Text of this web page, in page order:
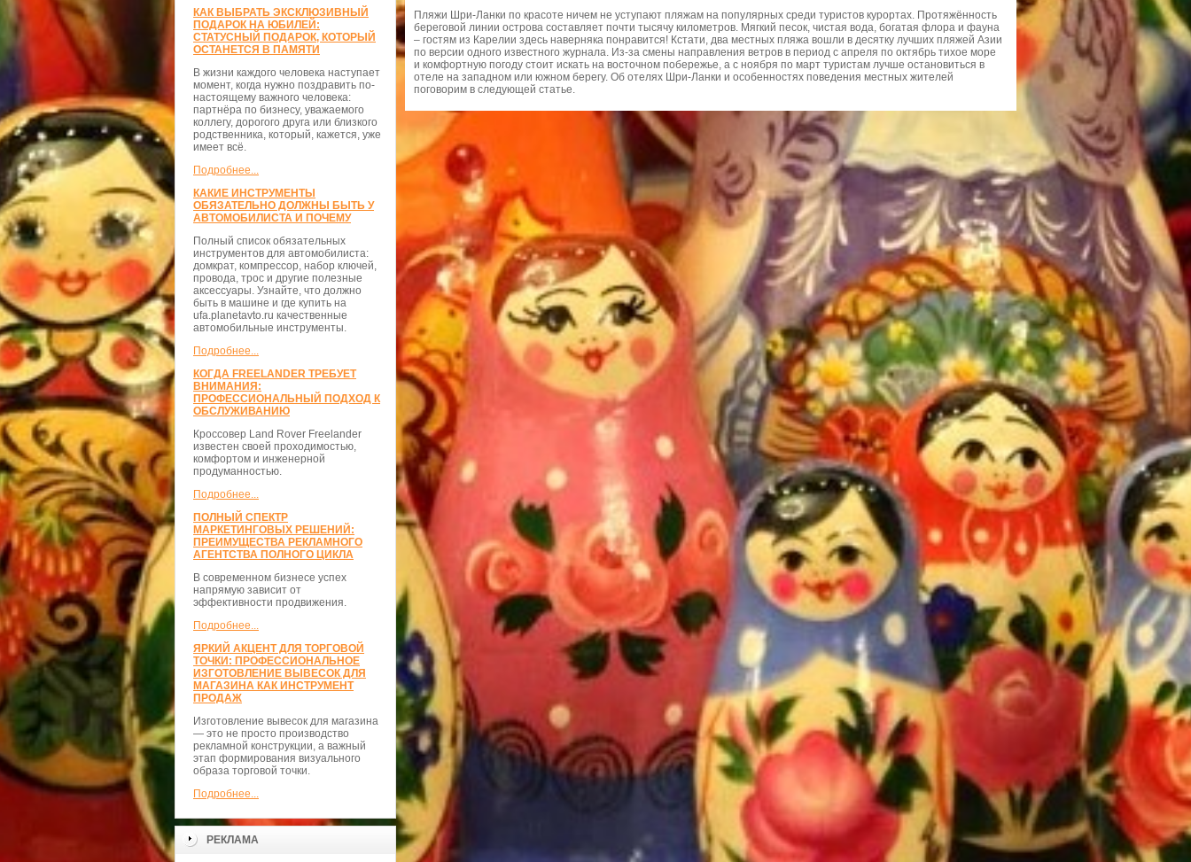
КАК ВЫБРАТЬ ЭКСКЛЮЗИВНЫЙ
ПОДАРОК НА ЮБИЛЕЙ:
СТАТУСНЫЙ ПОДАРОК, КОТОРЫЙ
ОСТАНЕТСЯ В ПАМЯТИ
В жизни каждого человека наступает
момент, когда нужно поздравить по-
настоящему важного человека:
партнёра по бизнесу, уважаемого
коллегу, дорогого друга или близкого
родственника, который, кажется, уже
имеет всё.
Подробнее...
КАКИЕ ИНСТРУМЕНТЫ
ОБЯЗАТЕЛЬНО ДОЛЖНЫ БЫТЬ У
АВТОМОБИЛИСТА И ПОЧЕМУ
Полный список обязательных
инструментов для автомобилиста:
домкрат, компрессор, набор ключей,
провода, трос и другие полезные
аксессуары. Узнайте, что должно
быть в машине и где купить на
ufa.planetavto.ru качественные
автомобильные инструменты.
Подробнее...
КОГДА FREELANDER ТРЕБУЕТ
ВНИМАНИЯ:
ПРОФЕССИОНАЛЬНЫЙ ПОДХОД К
ОБСЛУЖИВАНИЮ
Кроссовер Land Rover Freelander
известен своей проходимостью,
комфортом и инженерной
продуманностью.
Подробнее...
ПОЛНЫЙ СПЕКТР
МАРКЕТИНГОВЫХ РЕШЕНИЙ:
ПРЕИМУЩЕСТВА РЕКЛАМНОГО
АГЕНТСТВА ПОЛНОГО ЦИКЛА
В современном бизнесе успех
напрямую зависит от
эффективности продвижения.
Подробнее...
ЯРКИЙ АКЦЕНТ ДЛЯ ТОРГОВОЙ
ТОЧКИ: ПРОФЕССИОНАЛЬНОЕ
ИЗГОТОВЛЕНИЕ ВЫВЕСОК ДЛЯ
МАГАЗИНА КАК ИНСТРУМЕНТ
ПРОДАЖ
Изготовление вывесок для магазина
— это не просто производство
рекламной конструкции, а важный
этап формирования визуального
образа торговой точки.
Подробнее...
РЕКЛАМА
Пляжи Шри-Ланки по красоте ничем не уступают пляжам на популярных среди туристов курортах. Протяжённость
береговой линии острова составляет почти тысячу километров. Мягкий песок, чистая вода, богатая флора и фауна
– гостям из Карелии здесь наверняка понравится! Кстати, два местных пляжа вошли в десятку лучших пляжей Азии
по версии одного известного журнала. Из-за смены направления ветров в период с апреля по октябрь тихое море
и комфортную погоду стоит искать на восточном побережье, а с ноября по март туристам лучше остановиться в
отеле на западном или южном берегу. Об отелях Шри-Ланки и особенностях поведения местных жителей
поговорим в следующей статье.